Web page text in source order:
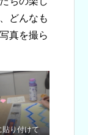
どんなも
真を撮ら
貼り付けて